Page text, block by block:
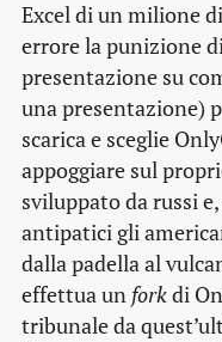
Excel di un milione
errore la punizione
presentazione su
una presentazione)
scarica e sceglie
appoggiare sul
sviluppato da russi
antipatici gli
dalla padella al
effettua un forkdi
tribunale da